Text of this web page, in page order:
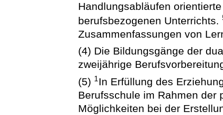
Handlungsabläufen
berufsbezogenen Unterrichts.
Zusammenfassungen von
(4) Die Bildungsgänge der
zweijährige
(5) 1 In Erfüllung des
Berufsschule im Rahmen der
Möglichkeiten bei der